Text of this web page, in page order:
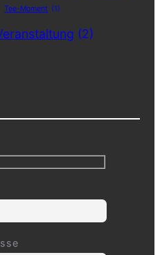
Tee-Moment (1)
(2)